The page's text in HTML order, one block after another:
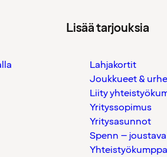
Lisää tarjouksia
Lahjakortit
Joukkueet &
Liity
Yrityssopimus
Yritysasunnot
Spenn –